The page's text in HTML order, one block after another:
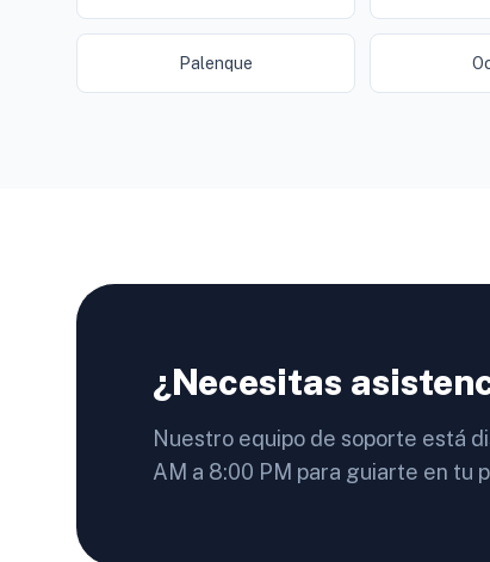
Palenque
¿Necesitas
Nuestro equipo de soporte está
AM a 8:00 PM para guiarte en tu